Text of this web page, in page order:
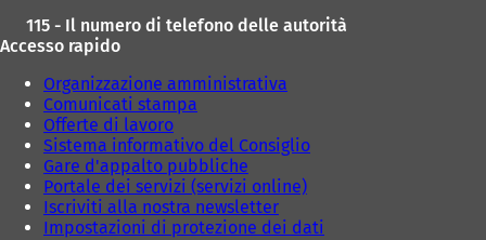
h
115 - Il numero di telefono delle autorità
Accesso rapido
Organizzazione amministrativa
Comunicati stampa
Offerte di lavoro
Sistema informativo del Consiglio
Gare d'appalto pubbliche
Portale dei servizi (servizi online)
Iscriviti alla nostra newsletter
Impostazioni di protezione dei dati